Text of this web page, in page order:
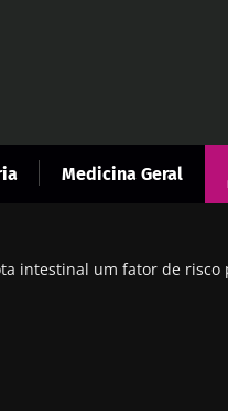
Medicina Geral
intestinal um fator de